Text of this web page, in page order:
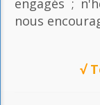
nous
√